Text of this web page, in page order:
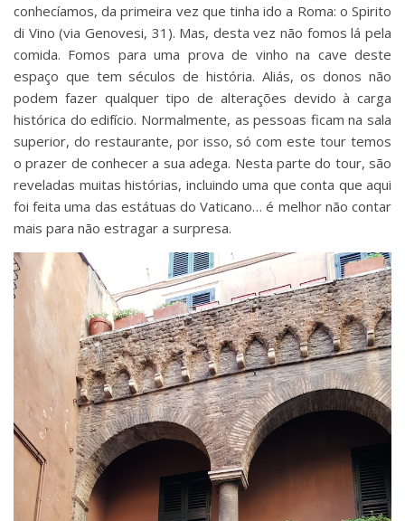
conhecíamos, da primeira vez que tinha ido a Roma: o Spirito
di Vino (via Genovesi, 31). Mas, desta vez não fomos lá pela
comida. Fomos para uma prova de vinho na cave deste
espaço que tem séculos de história. Aliás, os donos não
podem fazer qualquer tipo de alterações devido à carga
histórica do edifício. Normalmente, as pessoas ficam na sala
superior, do restaurante, por isso, só com este tour temos
o prazer de conhecer a sua adega. Nesta parte do tour, são
reveladas muitas histórias, incluindo uma que conta que aqui
foi feita uma das estátuas do Vaticano… é melhor não contar
mais para não estragar a surpresa.